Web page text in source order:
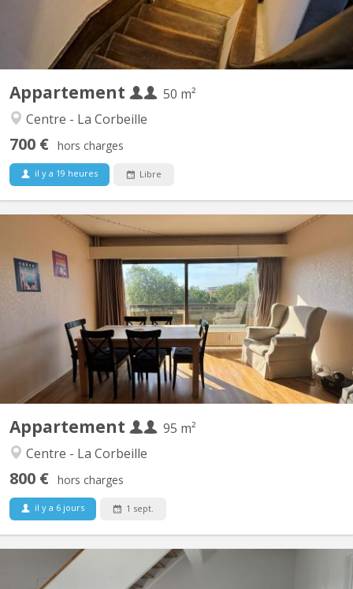
Appartement
50 m²
Centre - La Corbeille
700 € hors charges
il y a 19 heures Libre
Appartement
95 m²
Centre - La Corbeille
800 € hors charges
il y a 6 jours 1 sept.
KN 5844
Appartement (PEB B) situé en plein coeur de Namur, en face du
parc Louise-Marie, à deux pas des Facultés de Namur. Outre ces
deux chambres, il développe une superfice de +/-95m². Il compte
également une terrasse. L'immeuble est équipé d'un ascenseur.
Situé au 5ème étage, il offre une...